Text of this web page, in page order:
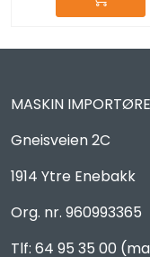
MASKIN
Gneisveien 2C
1914 Ytre Enebakk
Org. nr. 960993365
Tlf: 64 95 35 00